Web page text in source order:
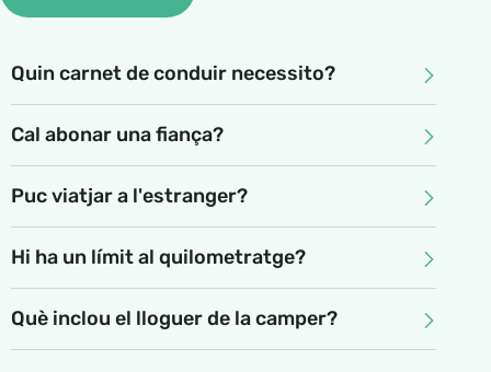
Quin carnet de conduir necessito?
Cal abonar una fiança?
Puc viatjar a l'estranger?
Hi ha un límit al quilometratge?
Què inclou el lloguer de la camper?